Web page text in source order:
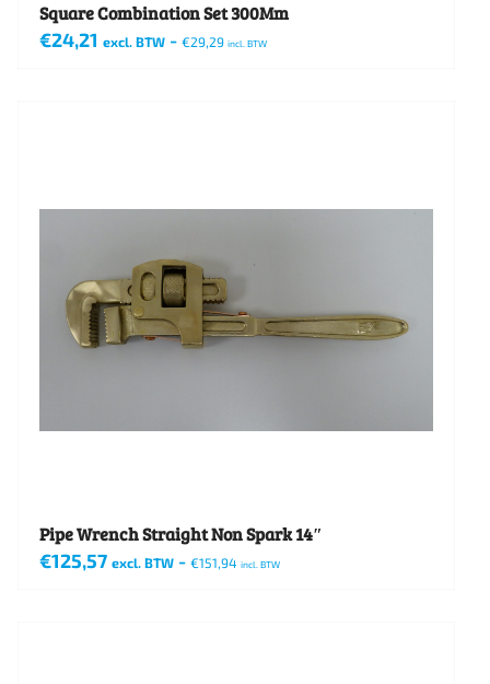
Square Combination Set 300Mm
€24,21 excl. BTW - €29,29 incl. BTW
Pipe Wrench Straight Non Spark 14″
€125,57 excl. BTW - €151,94 incl. BTW